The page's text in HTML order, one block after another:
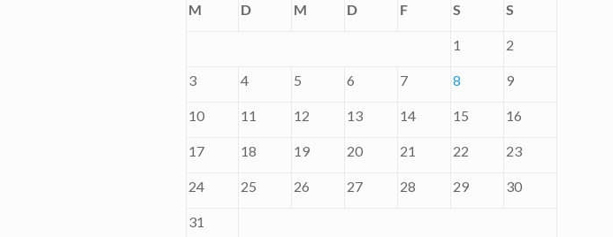
M D M D F S S
1 2
3 4 5 6 7 8 9
10 11 12 13 14 15 16
17 18 19 20 21 22 23
24 25 26 27 28 29 30
31